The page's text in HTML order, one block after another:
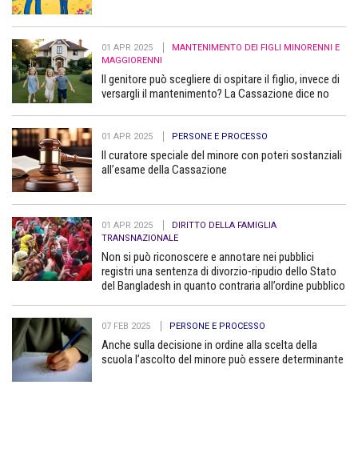
01 APR 2025
MANTENIMENTO DEI FIGLI MINORENNI E
MAGGIORENNI
Il genitore può scegliere di ospitare il figlio, invece di
versargli il mantenimento? La Cassazione dice no
01 APR 2025 PERSONE E PROCESSO
Il curatore speciale del minore con poteri sostanziali
all’esame della Cassazione
01 APR 2025
DIRITTO DELLA FAMIGLIA
TRANSNAZIONALE
Non si può riconoscere e annotare nei pubblici
registri una sentenza di divorzio-ripudio dello Stato
del Bangladesh in quanto contraria all’ordine pubblico
07 FEB 2025 PERSONE E PROCESSO
Anche sulla decisione in ordine alla scelta della
scuola l’ascolto del minore può essere determinante